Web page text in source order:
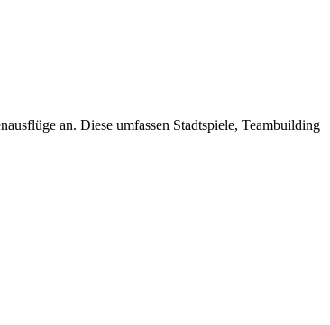
an. Diese umfassen Stadtspiele, Teambuilding